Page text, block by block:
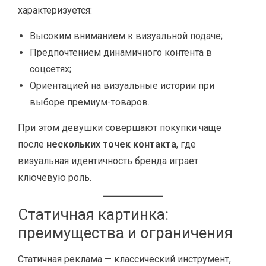
характеризуется:
Высоким вниманием к визуальной подаче;
Предпочтением динамичного контента в
соцсетях;
Ориентацией на визуальные истории при
выборе премиум-товаров.
При этом девушки совершают покупки чаще
после нескольких точек контакта, где
визуальная идентичность бренда играет
ключевую роль.
Статичная картинка:
преимущества и ограничения
Статичная реклама — классический инструмент,